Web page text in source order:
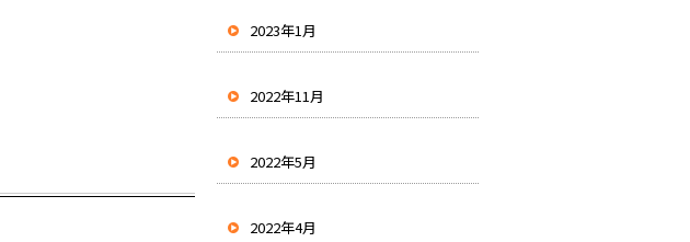
2023年1月
2022年11月
2022年5月
2022年4月